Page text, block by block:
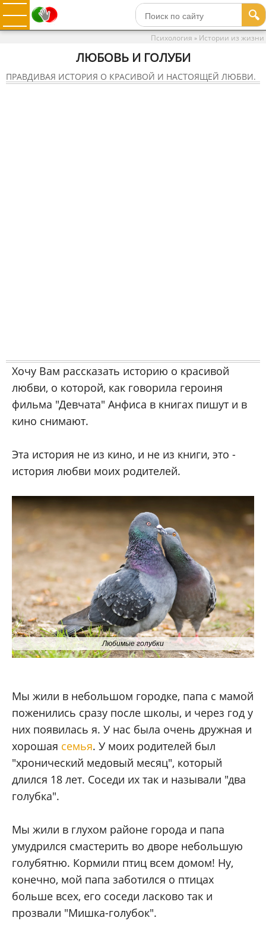
🔍
Психология » Истории из жизни
ЛЮБОВЬ И ГОЛУБИ
ПРАВДИВАЯ ИСТОРИЯ О КРАСИВОЙ И НАСТОЯЩЕЙ ЛЮБВИ.
Хочу Вам рассказать историю о красивой
любви, о которой, как говорила героиня
фильма "Девчата" Анфиса в книгах пишут и в
кино снимают.
Эта история не из кино, и не из книги, это -
история любви моих родителей.
Любимые голубки
Мы жили в небольшом городке, папа с мамой
поженились сразу после школы, и через год у
них появилась я. У нас была очень дружная и
хорошая семья. У моих родителей был
"хронический медовый месяц", который
длился 18 лет. Соседи их так и называли "два
голубка".
Мы жили в глухом районе города и папа
умудрился смастерить во дворе небольшую
голубятню. Кормили птиц всем домом! Ну,
конечно, мой папа заботился о птицах
больше всех, его соседи ласково так и
прозвали "Мишка-голубок".